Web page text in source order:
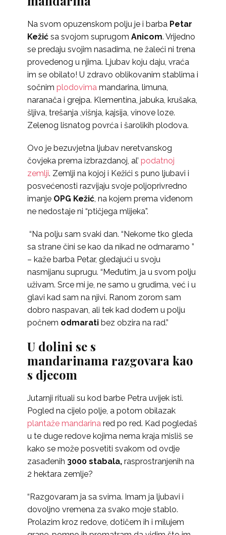
Na svom opuzenskom polju je i barba Petar
Kežić sa svojom suprugom Anicom. Vrijedno
se predaju svojim nasadima, ne žaleći ni trena
provedenog u njima. Ljubav koju daju, vraća
im se obilato! U zdravo oblikovanim stablima i
sočnim plodovima mandarina, limuna,
naranača i grejpa. Klementina, jabuka, krušaka,
šljiva, trešanja ,višnja, kajsija, vinove loze.
Zelenog lisnatog povrća i šarolikih plodova.
Ovo je bezuvjetna ljubav neretvanskog
čovjeka prema izbrazdanoj, al’ podatnoj
zemlji. Zemlji na kojoj i Kežići s puno ljubavi i
posvećenosti razvijaju svoje poljoprivredno
imanje OPG Kežić, na kojem prema viđenom
ne nedostaje ni “ptičjega mlijeka”.
“Na polju sam svaki dan. “Nekome tko gleda
sa strane čini se kao da nikad ne odmaramo ”
– kaže barba Petar, gledajući u svoju
nasmijanu suprugu. “Međutim, ja u svom polju
uživam. Srce mi je, ne samo u grudima, već i u
glavi kad sam na njivi. Ranom zorom sam
dobro naspavan, ali tek kad dođem u polju
počnem odmarati bez obzira na rad.”
U dolini se s
mandarinama razgovara kao
s djecom
Jutarnji rituali su kod barbe Petra uvijek isti.
Pogled na cijelo polje, a potom obilazak
plantaže mandarina red po red. Kad pogledaš
u te duge redove kojima nema kraja misliš se
kako se može posvetiti svakom od ovdje
zasađenih 3000 stabala, rasprostranjenih na
2 hektara zemlje?
“Razgovaram ja sa svima. Imam ja ljubavi i
dovoljno vremena za svako moje stablo.
Prolazim kroz redove, dotičem ih i milujem